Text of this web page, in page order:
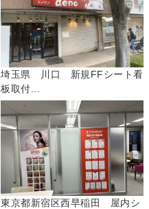
埼玉県 川口 新規FFシート看
板取付...
東京都新宿区西早稲田 屋内シ